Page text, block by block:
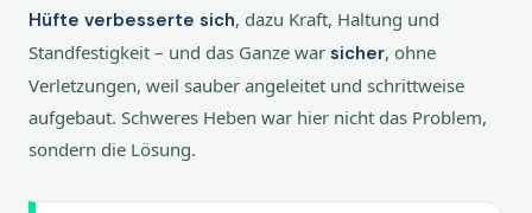
Hüfte verbesserte sich, dazu Kraft, Haltung und
Standfestigkeit – und das Ganze war sicher, ohne
Verletzungen, weil sauber angeleitet und schrittweise
aufgebaut. Schweres Heben war hier nicht das Problem,
sondern die Lösung.